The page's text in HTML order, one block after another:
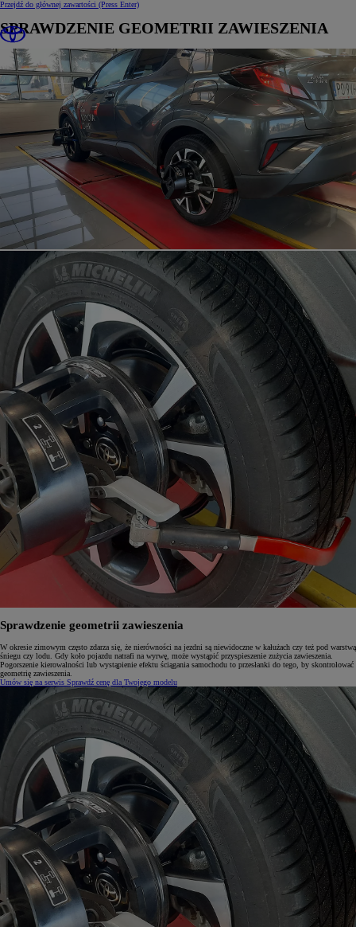
Przejdź do głównej zawartości (Press Enter)
SPRAWDZENIE GEOMETRII ZAWIESZENIA
Sprawdzenie geometrii zawieszenia
W okresie zimowym często zdarza się, że nierówności na jezdni są niewidoczne w kałużach czy też pod warstwą
śniegu czy lodu. Gdy koło pojazdu natrafi na wyrwę, może wystąpić przyspieszenie zużycia zawieszenia.
Pogorszenie kierowalności lub wystąpienie efektu ściągania samochodu to przesłanki do tego, by skontrolować
geometrię zawieszenia.
Umów się na serwis Sprawdź cenę dla Twojego modelu